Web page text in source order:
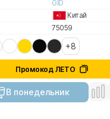
GID
Китай
75059
+8
Промокод ЛЕТО
В понедельник